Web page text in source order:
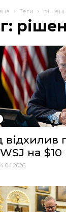
Теги
відхилив
на